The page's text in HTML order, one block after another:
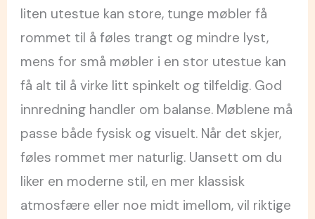
liten utestue kan store, tunge møbler få
rommet til å føles trangt og mindre lyst,
mens for små møbler i en stor utestue kan
få alt til å virke litt spinkelt og tilfeldig. God
innredning handler om balanse. Møblene må
passe både fysisk og visuelt. Når det skjer,
føles rommet mer naturlig. Uansett om du
liker en moderne stil, en mer klassisk
atmosfære eller noe midt imellom, vil riktige